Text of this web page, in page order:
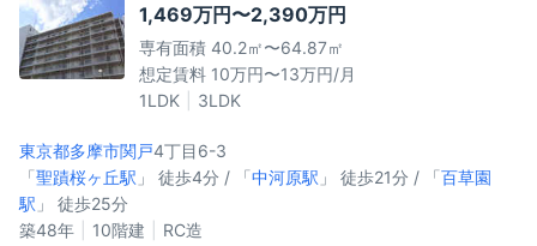
1,469万円〜2,390万円
専有面積 40.2㎡〜64.87㎡
想定賃料 10万円〜13万円/月
1LDK
3LDK
東京都多摩市関戸4丁目6-3
「聖蹟桜ヶ丘駅 」 徒歩4分 / 「中河原駅 」 徒歩21分 / 「百草園
駅 」 徒歩25分
築48年
10階建 RC造